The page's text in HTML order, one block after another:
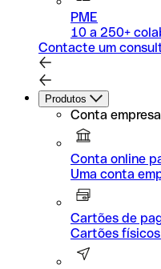
PME
10 a 250+
Contacte um
Produtos
Conta
Conta online
Uma conta
Cartões de
Cartões